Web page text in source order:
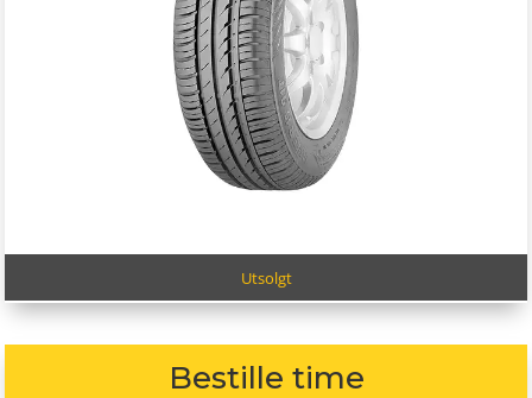
Utsolgt
Bestille time